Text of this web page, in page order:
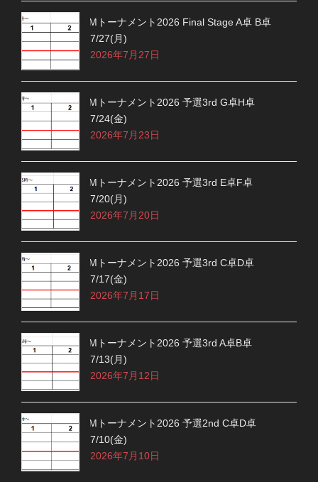
Mトーナメント2026 Final Stage A卓 B卓
7/27(月)
2026年7月27日
Mトーナメント2026 予選3rd G卓H卓
7/24(金)
2026年7月23日
Mトーナメント2026 予選3rd E卓F卓
7/20(月)
2026年7月20日
Mトーナメント2026 予選3rd C卓D卓
7/17(金)
2026年7月17日
Mトーナメント2026 予選3rd A卓B卓
7/13(月)
2026年7月12日
Mトーナメント2026 予選2nd C卓D卓
7/10(金)
2026年7月10日